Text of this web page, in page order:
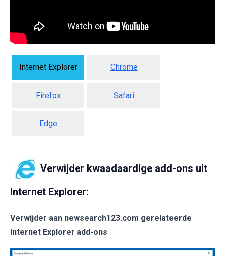
Internet Explorer Chrome
Firefox Safari
Edge
Verwijder kwaadaardige add-ons uit
Internet Explorer:
Verwijder aan newsearch123.com gerelateerde
Internet Explorer add-ons